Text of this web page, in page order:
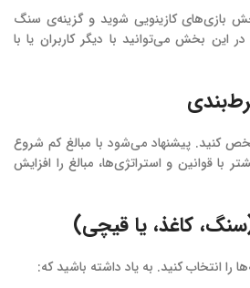
بازی‌های کازینویی شوید و گزینه‌ی سنگ
این بخش می‌توانید با دیگر کاربران یا با
کنید. پیشنهاد می‌شود با مبالغ کم شروع
با قوانین و استراتژی‌ها، مبالغ را افزایش
را انتخاب کنید. به یاد داشته باشید که: